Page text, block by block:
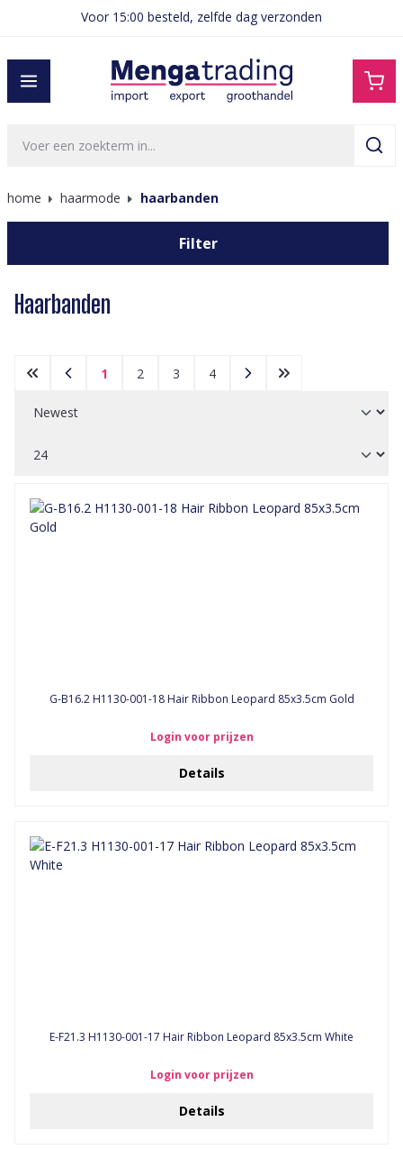
Voor 15:00 besteld, zelfde dag verzonden
home haarmode haarbanden
Filter
Haarbanden
1 2 3 4
G-B16.2 H1130-001-18 Hair Ribbon Leopard 85x3.5cm Gold
Login voor prijzen
Details
E-F21.3 H1130-001-17 Hair Ribbon Leopard 85x3.5cm White
Login voor prijzen
Details